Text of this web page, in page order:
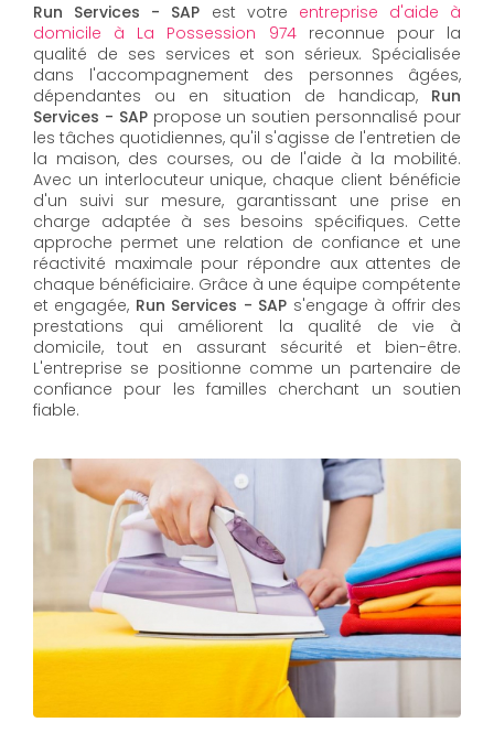
Run Services - SAP est votre entreprise d'aide à
domicile à La Possession 974reconnue pour la
qualité de ses services et son sérieux. Spécialisée
dans l'accompagnement des personnes âgées,
dépendantes ou en situation de handicap, Run
Services - SAP propose un soutien personnalisé pour
les tâches quotidiennes, qu'il s'agisse de l'entretien de
la maison, des courses, ou de l'aide à la mobilité.
Avec un interlocuteur unique, chaque client bénéficie
d'un suivi sur mesure, garantissant une prise en
charge adaptée à ses besoins spécifiques. Cette
approche permet une relation de confiance et une
réactivité maximale pour répondre aux attentes de
chaque bénéficiaire. Grâce à une équipe compétente
et engagée, Run Services - SAP s'engage à offrir des
prestations qui améliorent la qualité de vie à
domicile, tout en assurant sécurité et bien-être.
L'entreprise se positionne comme un partenaire de
confiance pour les familles cherchant un soutien
fiable.